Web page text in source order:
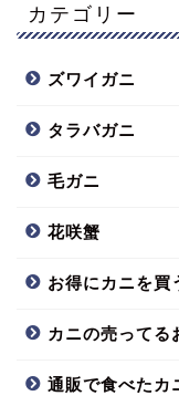
カテゴリー
ズワイガニ
タラバガニ
毛ガニ
花咲蟹
お得にカニを買
カニの売ってる
通販で食べたカ